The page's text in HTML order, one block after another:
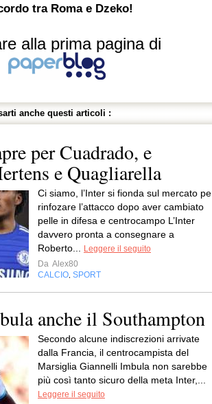
tra Roma e Dzeko!
alla prima pagina di
anche questi articoli :
per Cuadrado, e
e Quagliarella
Ci siamo, l’Inter si fionda sul mercato
rinfozare l’attacco dopo aver cambiato
pelle in difesa e centrocampo L’Inter
davvero pronta a consegnare a
Roberto...
Leggere il seguito
Da Alex80
CALCIO SPORT
anche il Southampton
Secondo alcune indiscrezioni arrivate
dalla Francia, il centrocampista del
Marsiglia Giannelli Imbula non sarebbe
più così tanto sicuro della meta Inter,...
Leggere il seguito